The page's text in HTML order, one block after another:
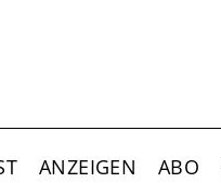
ANZEIGEN ABO